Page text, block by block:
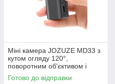
Міні камера JOZUZE MD33 з
кутом огляду 120°,
поворотним об'єктивом і
автономною роботою до 5
годин
Готово до відправки